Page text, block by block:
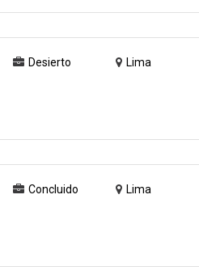
Desierto Lima
Concluido Lima